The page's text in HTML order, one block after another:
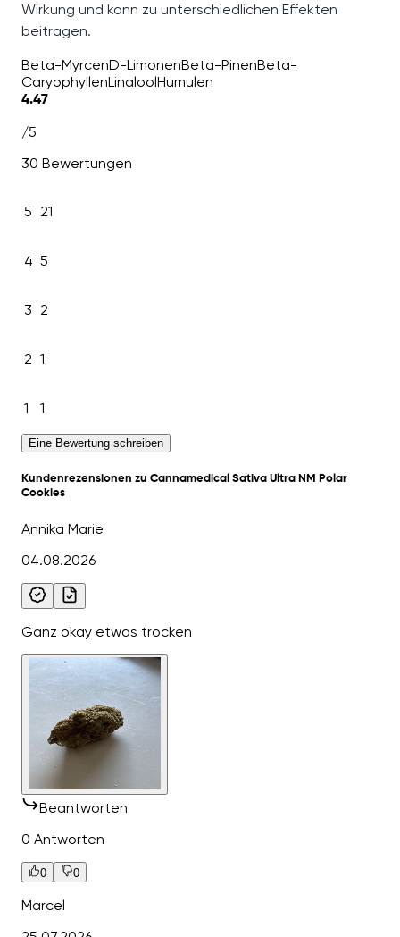
Wirkung und kann zu unterschiedlichen Effekten
beitragen.
Beta-MyrcenD-LimonenBeta-PinenBeta-
CaryophyllenLinaloolHumulen
4.47
/5
30 Bewertungen
5 21
4 5
3 2
2 1
1 1
Eine Bewertung schreiben
Kundenrezensionen zu Cannamedical Sativa Ultra NM Polar
Cookies
Annika Marie
04.08.2026
Ganz okay etwas trocken
Beantworten
0 Antworten
0 0
Marcel